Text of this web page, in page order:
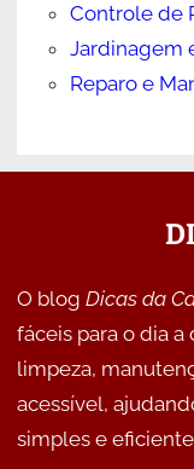
Controle de
Jardinagem
Reparo e
O blog Dicas da
fáceis para o dia a
limpeza,
acessível,
simples e